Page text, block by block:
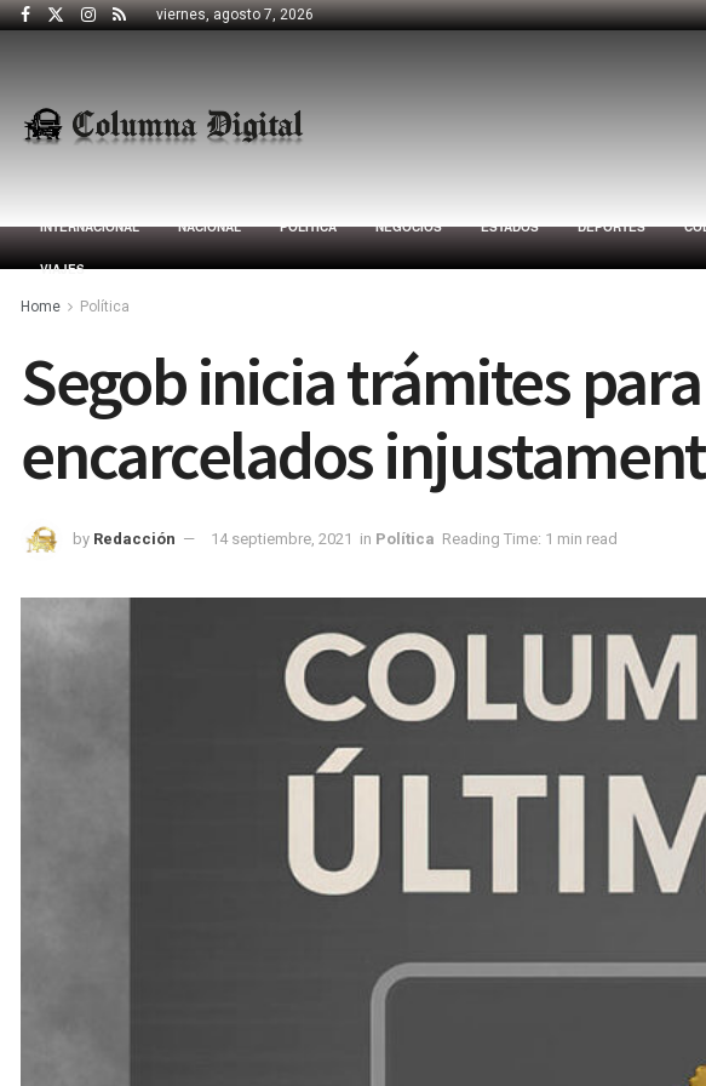
viernes, agosto 7, 2026
INTERNACIONAL NACIONAL POLÍTICA NEGOCIOS ESTADOS DEPORTES
VIAJES
Home Política
Segob inicia trámites
encarcelados
by Redacción 14 septiembre, 2021 in Política Reading Time: 1 min read